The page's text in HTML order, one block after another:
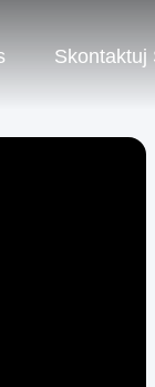
Skontaktuj